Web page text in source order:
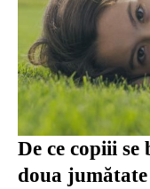
De ce copiii
doua